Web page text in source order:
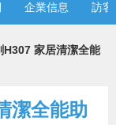
企業信息 訪客
H307 家居清潔全能
潔全能助